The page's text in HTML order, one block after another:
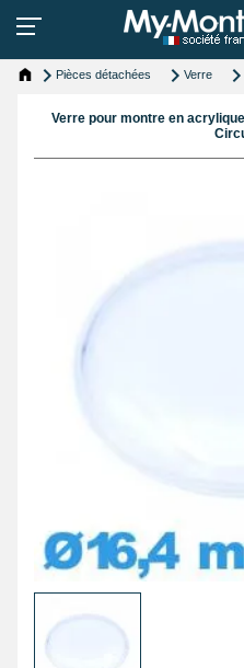
Pièces détachées Verre
Verre pour montre en